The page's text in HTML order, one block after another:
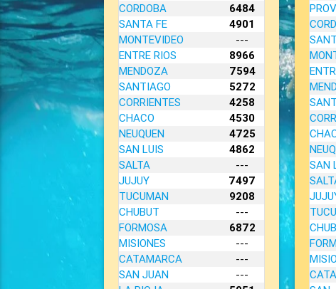
CORDOBA
6484
SANTA FE
4901
MONTEVIDEO
---
ENTRE RIOS
8966
MENDOZA
7594
SANTIAGO
5272
CORRIENTES
4258
CHACO
4530
NEUQUEN
4725
SAN LUIS
4862
SALTA
---
JUJUY
7497
TUCUMAN
9208
CHUBUT
---
FORMOSA
6872
MISIONES
---
CATAMARCA
---
SAN JUAN
---
SAN